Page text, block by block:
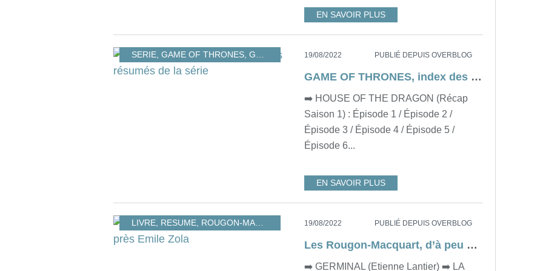
EN SAVOIR PLUS
SERIE, GAME OF THRONES, GAMEOFTHRONES ,RESUME
19/08/2022 PUBLIÉ DEPUIS OVERBLOG
GAME OF THRONES, index des résumés de la série
➡️ HOUSE OF THE DRAGON (Récap
Saison 1) : Épisode 1 / Épisode 2 /
Épisode 3 / Épisode 4 / Épisode 5 /
Épisode 6...
EN SAVOIR PLUS
LIVRE, RESUME, ROUGON-MACQUART ZOLA
19/08/2022 PUBLIÉ DEPUIS OVERBLOG
Les Rougon-Macquart, d’à peu près Emile Zola
➡️ GERMINAL (Etienne Lantier) ➡️ LA